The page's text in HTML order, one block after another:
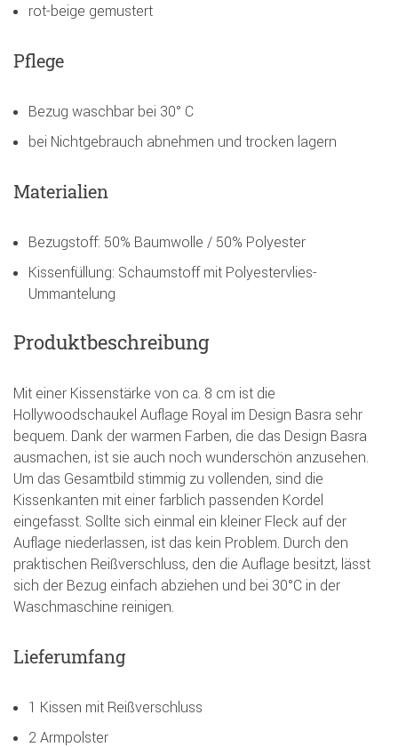
rot-beige gemustert
Pflege
Bezug waschbar bei 30° C
bei Nichtgebrauch abnehmen und trocken lagern
Materialien
Bezugstoff: 50% Baumwolle / 50% Polyester
Kissenfüllung: Schaumstoff mit Polyestervlies-
Ummantelung
Produktbeschreibung
Mit einer Kissenstärke von ca. 8 cm ist die
Hollywoodschaukel Auflage Royal im Design Basra sehr
bequem. Dank der warmen Farben, die das Design Basra
ausmachen, ist sie auch noch wunderschön anzusehen.
Um das Gesamtbild stimmig zu vollenden, sind die
Kissenkanten mit einer farblich passenden Kordel
eingefasst. Sollte sich einmal ein kleiner Fleck auf der
Auflage niederlassen, ist das kein Problem. Durch den
praktischen Reißverschluss, den die Auflage besitzt, lässt
sich der Bezug einfach abziehen und bei 30°C in der
Waschmaschine reinigen.
Lieferumfang
1 Kissen mit Reißverschluss
2 Armpolster